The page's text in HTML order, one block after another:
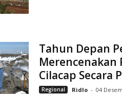
Tahun Depan
Merencenakan
Cilacap Secara
Regional Ridlo - 04